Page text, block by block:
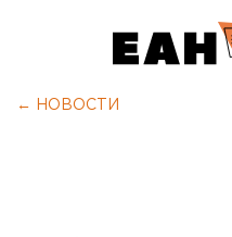
← НОВОСТИ